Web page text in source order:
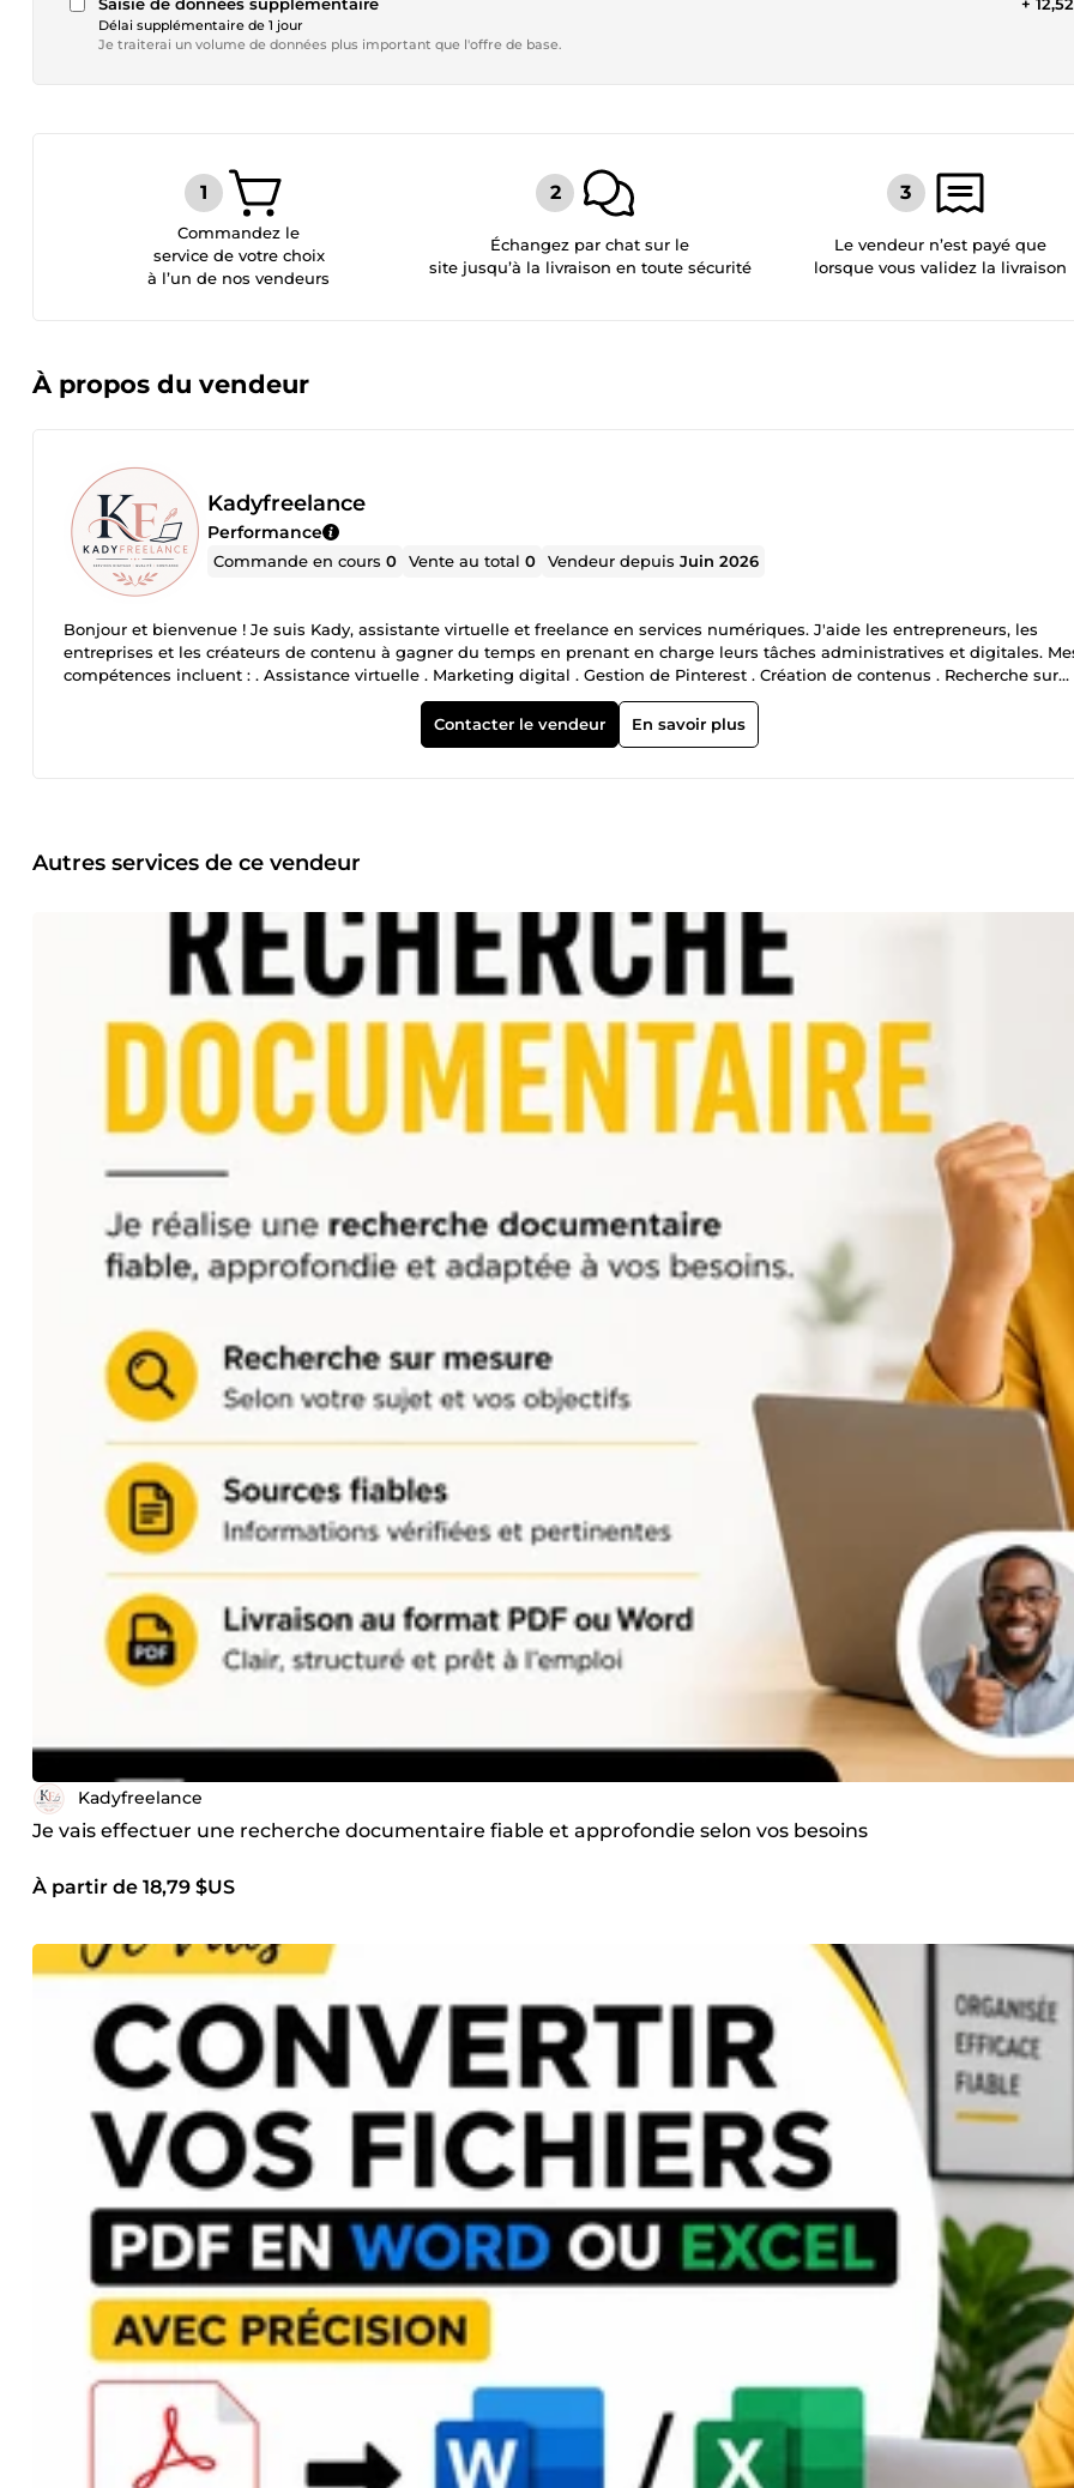
Délai supplémentaire de 1 jour
Je traiterai un volume de données plus important que l'offre de base.
Commandez le
service de votre choix
à l’un de nos vendeurs
Échangez par chat sur le
site jusqu’à la livraison en toute sécurité
Le vendeur n’est payé que
lorsque vous validez la livraison
À propos du vendeur
Kadyfreelance
Performance
Commande en cours0 Vente au total0 Vendeur depuisJuin 2026
Bonjour et bienvenue ! Je suis Kady, assistante virtuelle et freelance en services numériques. J'aide les entrepreneurs, les
entreprises et les créateurs de contenu à gagner du temps en prenant en charge leurs tâches administratives et digitales.
compétences incluent : . Assistance virtuelle . Marketing digital . Gestion de Pinterest . Création de contenus . Recherche sur
Internet . Saisie de données . Rédaction et correction de textes . Support client Je suis une personne sérieuse, organisée,
soucieuse de fournir un travail de qualité. Mon objectif est de satisfaire mes clients en livrant des prestations professionnelles
dans les délais. Au plaisir de collaborer avec vous !
Contacter le vendeur En savoir plus
Autres services de ce vendeur
Kadyfreelance
Je vais effectuer une recherche documentaire fiable et approfondie selon vos besoins
À partir de 18,79 $US